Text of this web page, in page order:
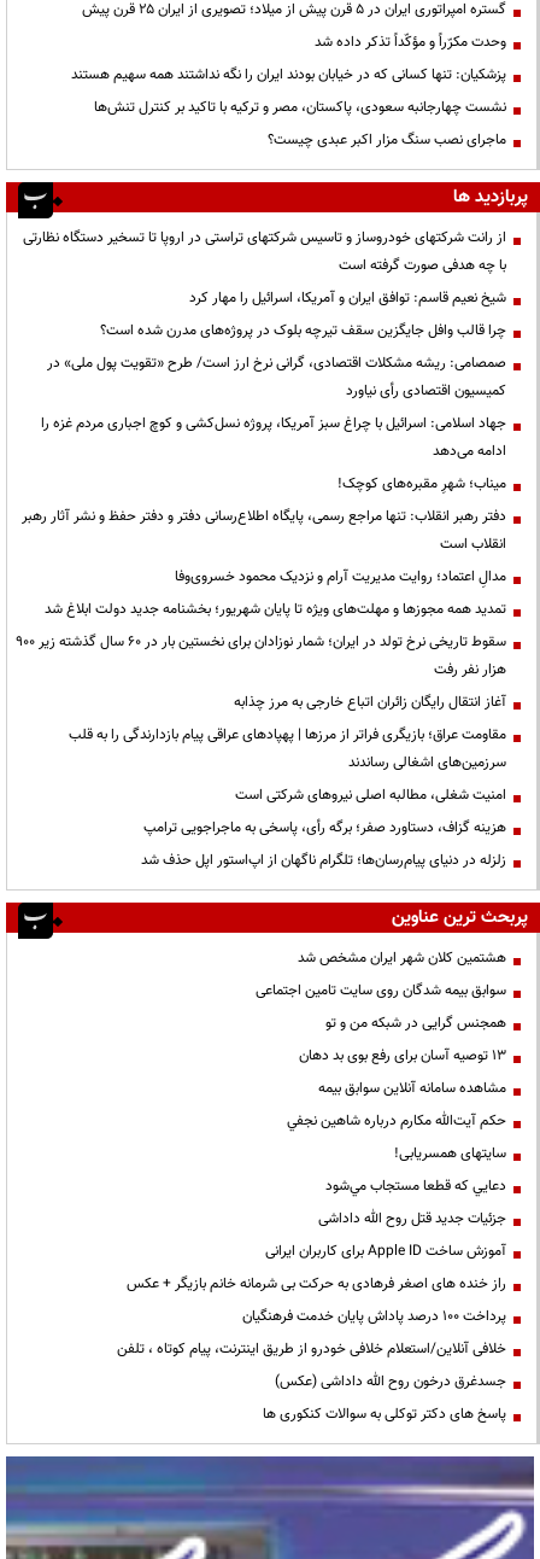
گستره امپراتوری ایران در ۵ قرن پیش از میلاد؛ تصویری از ایران ۲۵ قرن پیش
وحدت مکرّراً و مؤکّداً تذکر داده شد
پزشکیان: تنها کسانی که در خیابان بودند ایران را نگه نداشتند همه سهیم هستند
نشست چهارجانبه سعودی، پاکستان، مصر و ترکیه با تاکید بر کنترل تنش‌ها
ماجرای نصب سنگ مزار اکبر عبدی چیست؟
پربازدید ها
از رانت‌ شرکتهای خودروساز و تاسیس شرکتهای تراستی در اروپا تا تسخیر دستگاه نظارتی
با چه هدفی صورت گرفته است
شیخ نعیم قاسم: توافق ایران و آمریکا، اسرائیل را مهار کرد
چرا قالب وافل جایگزین سقف تیرچه بلوک در پروژه‌های مدرن شده است؟
صمصامی: ریشه مشکلات اقتصادی، گرانی نرخ ارز است/ طرح «تقویت پول ملی» در
کمیسیون اقتصادی رأی نیاورد
جهاد اسلامی: اسرائیل با چراغ سبز آمریکا، پروژه نسل‌کشی و کوچ اجباری مردم غزه را
ادامه می‌دهد
میناب؛ شهرِ مقبره‌های کوچک!
دفتر رهبر انقلاب: تنها مراجع رسمی، پایگاه اطلاع‌رسانی دفتر و دفتر حفظ و نشر آثار رهبر
انقلاب است
مدالِ اعتماد؛ روایت مدیریت آرام و نزدیک محمود خسروی‌وفا
تمدید همه مجوزها و مهلت‌های ویژه تا پایان شهریور؛ بخشنامه جدید دولت ابلاغ شد
سقوط تاریخی نرخ تولد در ایران؛ شمار نوزادان برای نخستین بار در ۶۰ سال گذشته زیر ۹۰۰
هزار نفر رفت
آغاز انتقال رایگان زائران اتباع خارجی به مرز چذابه
مقاومت عراق؛ بازیگری فراتر از مرزها | پهپادهای عراقی پیام بازدارندگی را به قلب
سرزمین‌های اشغالی رساندند
‌امنیت شغلی، مطالبه اصلی نیروهای شرکتی است
هزینه گزاف، دستاورد صفر؛ برگه رأی، پاسخی به ماجراجویی ترامپ
زلزله در دنیای پیام‌رسان‌ها؛ تلگرام ناگهان از اپ‌استور اپل حذف شد
پربحث ترین عناوین
هشتمین کلان شهر ایران مشخص شد
سوابق بیمه شدگان روی سایت تامین اجتماعی
همجنس گرایی در شبکه من و تو
13 توصیه آسان برای رفع بوی بد دهان
مشاهده سامانه آنلاين سوابق بیمه
حكم آيت‌الله مكارم درباره شاهين نجفي
سایتهای همسریابی!
دعايي كه قطعا مستجاب مي‌شود
جزئیات جدید قتل روح الله داداشی
آموزش ساخت Apple ID برای کاربران ایرانی
راز خنده های اصغر فرهادی به حرکت بی شرمانه خانم بازیگر + عکس
پرداخت ۱۰۰ درصد پاداش پایان خدمت فرهنگیان
خلافی آنلاین/استعلام خلافی خودرو از طریق اینترنت، پیام کوتاه ، تلفن
جسدغرق درخون روح الله داداشی (عکس)
پاسخ های دکتر توکلی به سوالات کنکوری ها